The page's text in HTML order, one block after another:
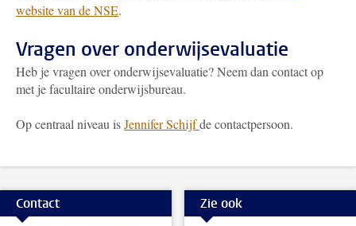
website van de NSE.
Vragen over onderwijsevaluatie
Heb je vragen over onderwijsevaluatie? Neem dan contact op
met je facultaire onderwijsbureau.
Op centraal niveau isJennifer Schijfde contactpersoon.
Contact Zie ook